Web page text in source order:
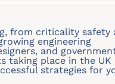
from criticality safety
engineering
and
taking place in the UK
strategies for